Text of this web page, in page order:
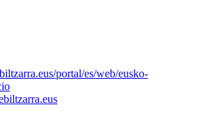
portal/es/web/eusko-